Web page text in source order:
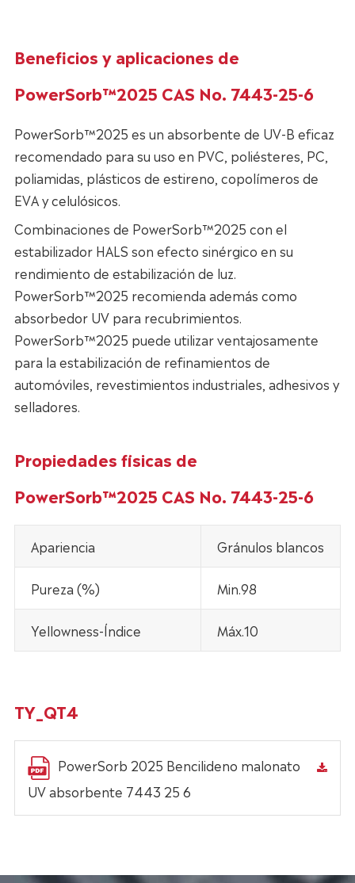
Beneficios y aplicaciones de
PowerSorb™2025 CAS No. 7443-25-6
PowerSorb™2025 es un absorbente de UV-B eficaz
recomendado para su uso en PVC, poliésteres, PC,
poliamidas, plásticos de estireno, copolímeros de
EVA y celulósicos.
Combinaciones de PowerSorb™2025 con el
estabilizador HALS son efecto sinérgico en su
rendimiento de estabilización de luz.
PowerSorb™2025 recomienda además como
absorbedor UV para recubrimientos.
PowerSorb™2025 puede utilizar ventajosamente
para la estabilización de refinamientos de
automóviles, revestimientos industriales, adhesivos y
selladores.
Propiedades físicas de
PowerSorb™2025 CAS No. 7443-25-6
Apariencia Gránulos blancos
Pureza (%) Min.98
Yellowness-Índice Máx.10
TY_QT4
PowerSorb 2025 Bencilideno malonato
UV absorbente 7443 25 6